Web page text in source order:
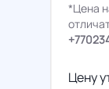
*Цена
Цену